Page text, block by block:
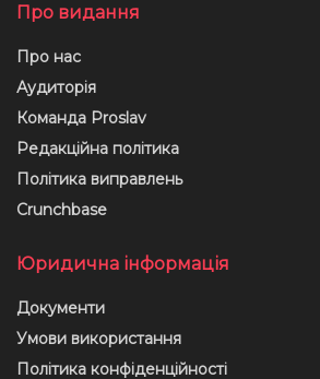
Про видання
Про нас
Аудиторія
Команда Proslav
Редакційна політика
Політика виправлень
Crunchbase
Юридична інформація
Документи
Умови використання
Політика конфіденційності